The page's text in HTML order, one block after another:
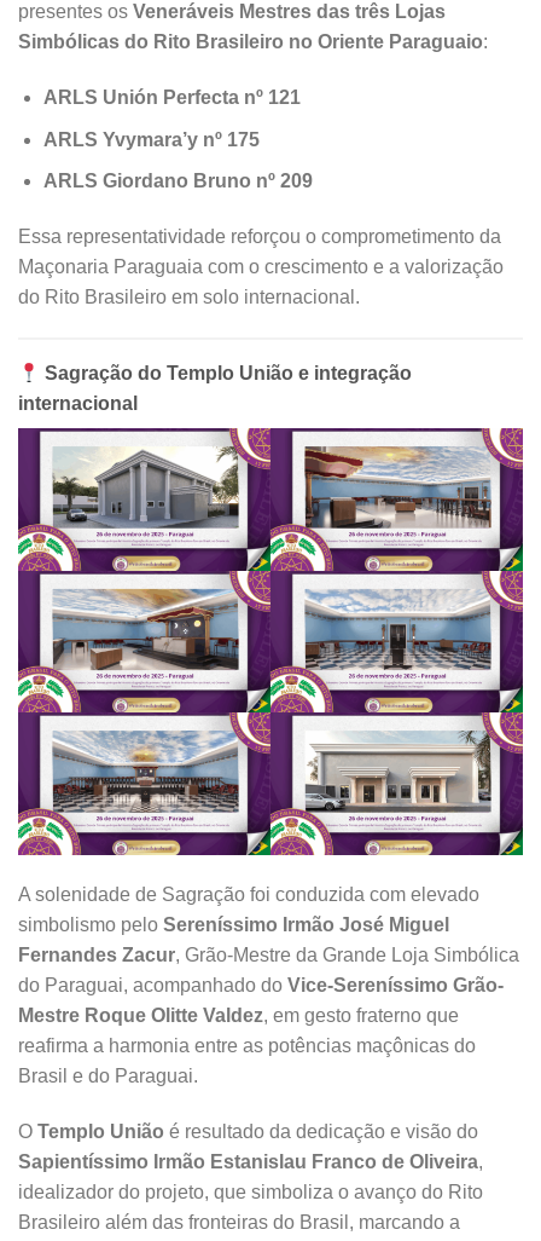
presentes os Veneráveis Mestres das três Lojas
Simbólicas do Rito Brasileiro no Oriente Paraguaio:
ARLS Unión Perfecta nº 121
ARLS Yvymara’y nº 175
ARLS Giordano Bruno nº 209
Essa representatividade reforçou o comprometimento da
Maçonaria Paraguaia com o crescimento e a valorização
do Rito Brasileiro em solo internacional.
Sagração do Templo União e integração
internacional
A solenidade de Sagração foi conduzida com elevado
simbolismo pelo Sereníssimo Irmão José Miguel
Fernandes Zacur, Grão-Mestre da Grande Loja Simbólica
do Paraguai, acompanhado do Vice-Sereníssimo Grão-
Mestre Roque Olitte Valdez, em gesto fraterno que
reafirma a harmonia entre as potências maçônicas do
Brasil e do Paraguai.
O Templo União é resultado da dedicação e visão do
Sapientíssimo Irmão Estanislau Franco de Oliveira,
idealizador do projeto, que simboliza o avanço do Rito
Brasileiro além das fronteiras do Brasil, marcando a